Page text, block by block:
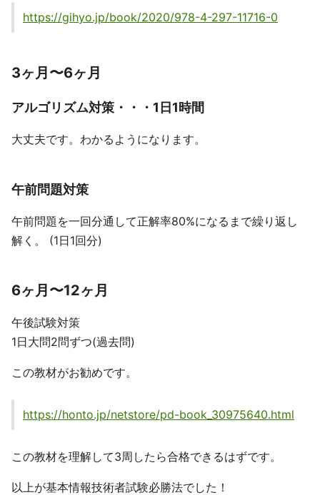
https://gihyo.jp/book/2020/978-4-297-11716-0
3ヶ月〜6ヶ月
アルゴリズム対策・・・1日1時間
大丈夫です。わかるようになります。
午前問題対策
午前問題を一回分通して正解率80%になるまで繰り返し
解く。 (1日1回分)
6ヶ月〜12ヶ月
午後試験対策
1日大問2問ずつ(過去問)
この教材がお勧めです。
https://honto.jp/netstore/pd-book_30975640.html
この教材を理解して3周したら合格できるはずです。
以上が基本情報技術者試験必勝法でした！